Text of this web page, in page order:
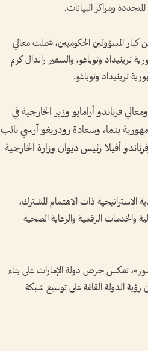
ومراكز البيانات.
المسؤولين الحكوميين، شملت معالي
وتوباغو، والسفير راندال كريم
ترينيداد وتوباغو.
فرناندو أرامايو وزير الخارجية في
بنما، وسعادة رودريغو آرسي نائب
أفيلا رئيس ديوان وزارة الخارجية
ذات الاهتمام المشترك،
والخدمات الرقمية والرعاية الصحية
تعكس حرص دولة الإمارات على بناء
رؤية الدولة القائمة على توسيع شبكة